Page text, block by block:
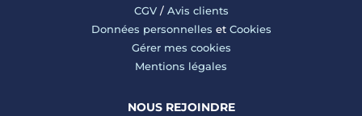
CGV/ Avis clients
Données personnelles et Cookies
Gérer mes cookies
Mentions légales
NOUS REJOINDRE